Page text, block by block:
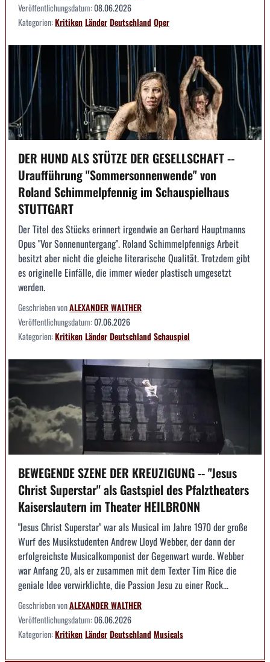
Veröffentlichungsdatum:08.06.2026
Kategorien:KritikenLänderDeutschlandOper
DER HUND ALS STÜTZE DER GESELLSCHAFT --
Uraufführung "Sommersonnenwende" von
Roland Schimmelpfennig im Schauspielhaus
STUTTGART
Der Titel des Stücks erinnert irgendwie an Gerhard Hauptmanns
Opus "Vor Sonnenuntergang". Roland Schimmelpfennigs Arbeit
besitzt aber nicht die gleiche literarische Qualität. Trotzdem gibt
es originelle Einfälle, die immer wieder plastisch umgesetzt
werden.
Geschrieben vonALEXANDER WALTHER
Veröffentlichungsdatum:07.06.2026
Kategorien:KritikenLänderDeutschlandSchauspiel
BEWEGENDE SZENE DER KREUZIGUNG -- "Jesus
Christ Superstar" als Gastspiel des Pfalztheaters
Kaiserslautern im Theater HEILBRONN
"Jesus Christ Superstar" war als Musical im Jahre 1970 der große
Wurf des Musikstudenten Andrew Lloyd Webber, der dann der
erfolgreichste Musicalkomponist der Gegenwart wurde. Webber
war Anfang 20, als er zusammen mit dem Texter Tim Rice die
geniale Idee verwirklichte, die Passion Jesu zu einer Rock...
Geschrieben vonALEXANDER WALTHER
Veröffentlichungsdatum:06.06.2026
Kategorien:KritikenLänderDeutschlandMusicals